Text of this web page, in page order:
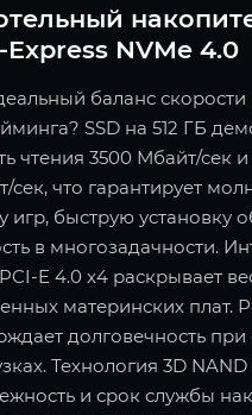
Express NVMe 4.0
баланс
SSD на 512 ГБ
чтения 3500 Мбайт/сек
сек, что гарантирует
игр, быструю установку
в многозадачности.
E 4.0 x4 раскрывает
материнских плат.
долговечность
Технология 3D
и срок службы